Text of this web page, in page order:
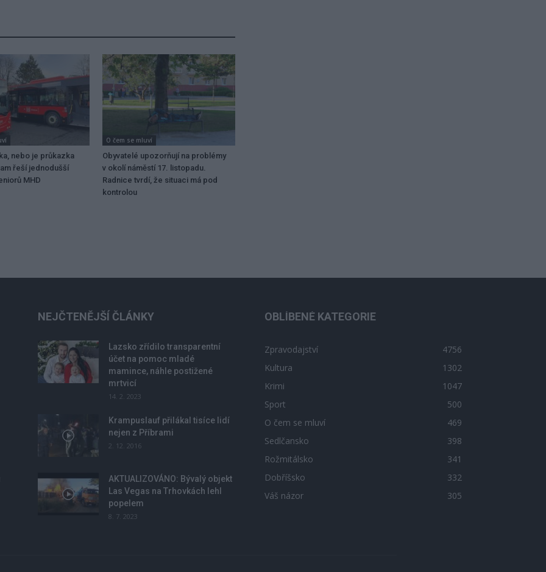
nebo je průkazka
řeší jednodušší
MHD
O čem se mluví
Obyvatelé upozorňují na problémy
v okolí náměstí 17. listopadu.
Radnice tvrdí, že situaci má pod
kontrolou
NEJČTENĚJŠÍ ČLÁNKY
Lazsko zřídilo transparentní
účet na pomoc mladé
mamince, náhle postižené
mrtvicí
14. 2. 2023
Krampuslauf přilákal tisíce lidí
nejen z Příbrami
2. 12. 2016
AKTUALIZOVÁNO: Bývalý objekt
Las Vegas na Trhovkách lehl
popelem
8. 7. 2023
OBLÍBENÉ KATEGORIE
Zpravodajství
4756
Kultura
1302
Krimi
1047
Sport
500
O čem se mluví
469
Sedlčansko
398
Rožmitálsko
341
Dobříšsko
332
Váš názor
305